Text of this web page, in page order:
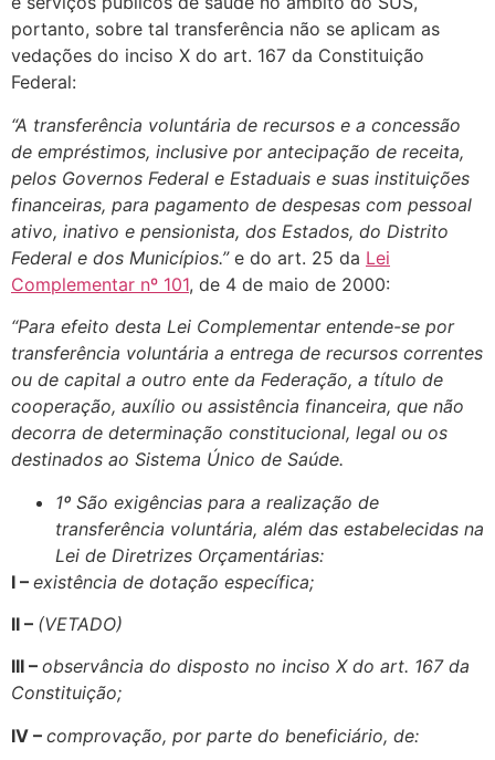
portanto, sobre tal transferência não se aplicam as
vedações do inciso X do art. 167 da Constituição
Federal:
“A transferência voluntária de recursos e a concessão
de empréstimos, inclusive por antecipação de receita,
pelos Governos Federal e Estaduais e suas instituições
financeiras, para pagamento de despesas com pessoal
ativo, inativo e pensionista, dos Estados, do Distrito
Federal e dos Municípios.” e do art. 25 da Lei
Complementar nº 101, de 4 de maio de 2000:
“Para efeito desta Lei Complementar entende-se por
transferência voluntária a entrega de recursos correntes
ou de capital a outro ente da Federação, a título de
cooperação, auxílio ou assistência financeira, que não
decorra de determinação constitucional, legal ou os
destinados ao Sistema Único de Saúde.
1º São exigências para a realização de
transferência voluntária, além das estabelecidas na
Lei de Diretrizes Orçamentárias:
I – existência de dotação específica;
II – (VETADO)
III – observância do disposto no inciso X do art. 167 da
Constituição;
IV – comprovação, por parte do beneficiário, de: